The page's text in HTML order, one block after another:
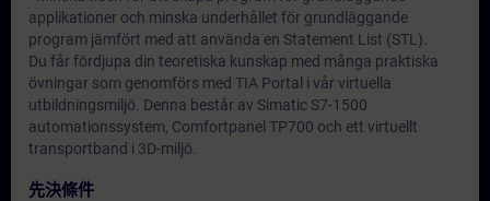
applikationer och minska underhållet för grundläggande
program jämfört med att använda en Statement List (STL).
Du får fördjupa din teoretiska kunskap med många praktiska
övningar som genomförs med TIA Portal i vår virtuella
utbildningsmiljö. Denna består av Simatic S7-1500
automationssystem, Comfortpanel TP700 och ett virtuellt
transportband i 3D-miljö.
先決條件